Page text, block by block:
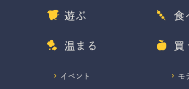
遊ぶ 食
温まる 買
イベント モ